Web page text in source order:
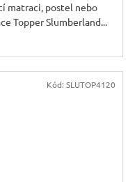
matraci, postel nebo
Topper Slumberland...
Kód: SLUTOP4120